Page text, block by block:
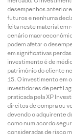
desempenhos
futuros e nenhuma
feita neste material em
cenário
podem afetar o
em significativas
investimento é de
patrimônio do cliente
O investimento em
investidores de perfil
praticada pela XP
direitos de compra ou
devendo o adquirente
como num acordo
consideradas de risco